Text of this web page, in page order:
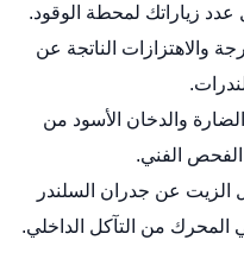
عدد زياراتك لمحطة الوقود.
والاهتزازات الناتجة عن
الضارة والدخان الأسود من
الفحص الفني.
عن جدران السلندر
المحرك من التآكل الداخلي.